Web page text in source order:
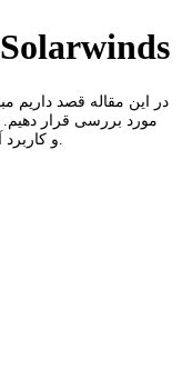
مدیریت هشدار ها در Solarwinds